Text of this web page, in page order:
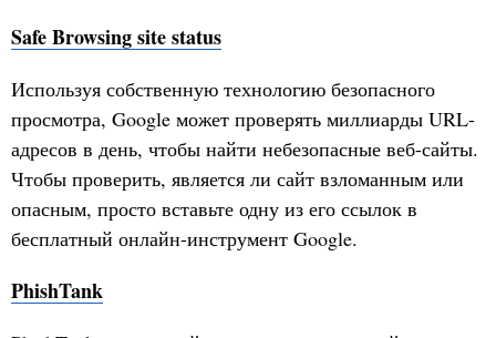
Safe Browsing site status
Используя собственную технологию безопасного
просмотра, Google может проверять миллиарды URL-
адресов в день, чтобы найти небезопасные веб-сайты.
Чтобы проверить, является ли сайт взломанным или
опасным, просто вставьте одну из его ссылок в
бесплатный онлайн-инструмент Google.
PhishTank